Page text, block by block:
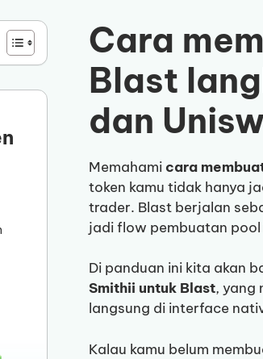
Cara
Blast
dan
Memahamicara
token kamu tidak hanya
trader. Blast berjalan
jadi flow pembuatan
Di panduan ini kita akan
Smithii untuk Blast, yang
langsung di interface
Kalau kamu belum